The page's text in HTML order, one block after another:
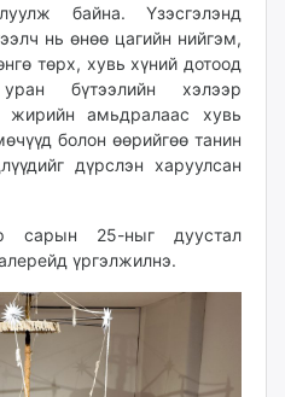
байна. Үзэсгэлэнд
нь өнөө цагийн нийгэм,
төрх, хувь хүний дотоод
бүтээлийн хэлээр
жирийн амьдралаас хувь
болон өөрийгөө танин
дүрслэн харуулсан
сарын 25-ныг дуустал
үргэлжилнэ.